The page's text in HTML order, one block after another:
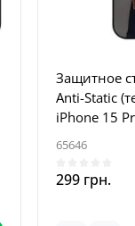
Защитное
Anti-Static
iPhone 15
Черный
65646
299 грн.